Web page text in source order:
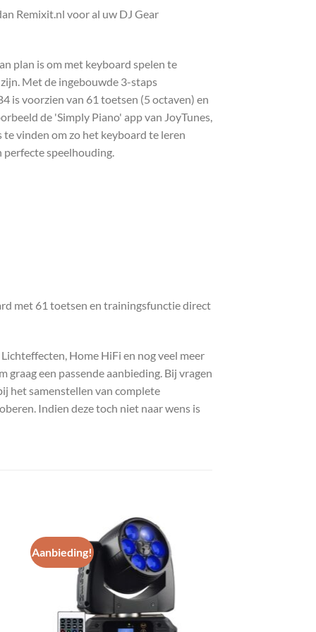
Remixit.nl voor al uw DJ Gear
plan is om met keyboard spelen te
Met de ingebouwde 3-staps
is voorzien van 61 toetsen (5 octaven) en
de 'Simply Piano' app van JoyTunes,
vinden om zo het keyboard te leren
perfecte speelhouding.
met 61 toetsen en trainingsfunctie direct
Home HiFi en nog veel meer
een passende aanbieding. Bij vragen
het samenstellen van complete
Indien deze toch niet naar wens is
Aanbieding!
Toevoegen